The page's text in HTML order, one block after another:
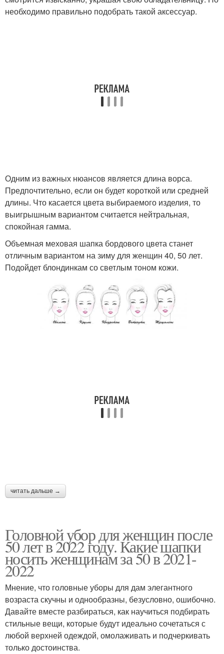
Шапка с пушистым
Женские шапки Вязаные шапки
Спортивные шапки
Шапки из тонкого
трикотажа
Шапка для женщины Демисезонные шапки
необходимо правильно подобрать такой аксессуар.
Одним из важных нюансов является длина ворса.
Предпочтительно, если он будет короткой или средней
длины. Что касается цвета выбираемого изделия, то
выигрышным вариантом считается нейтральная,
спокойная гамма.
Объемная меховая шапка бордового цвета станет
отличным вариантом на зиму для женщин 40, 50 лет.
Подойдет блондинкам со светлым тоном кожи.
читать дальше →
Головной убор для женщин после
50 лет в 2022 году. Какие шапки
носить женщинам за 50 в 2021-
2022
Мнение, что головные уборы для дам элегантного
возраста скучны и однообразны, безусловно, ошибочно.
Давайте вместе разбираться, как научиться подбирать
стильные вещи, которые будут идеально сочетаться с
любой верхней одеждой, омолаживать и подчеркивать
только достоинства.